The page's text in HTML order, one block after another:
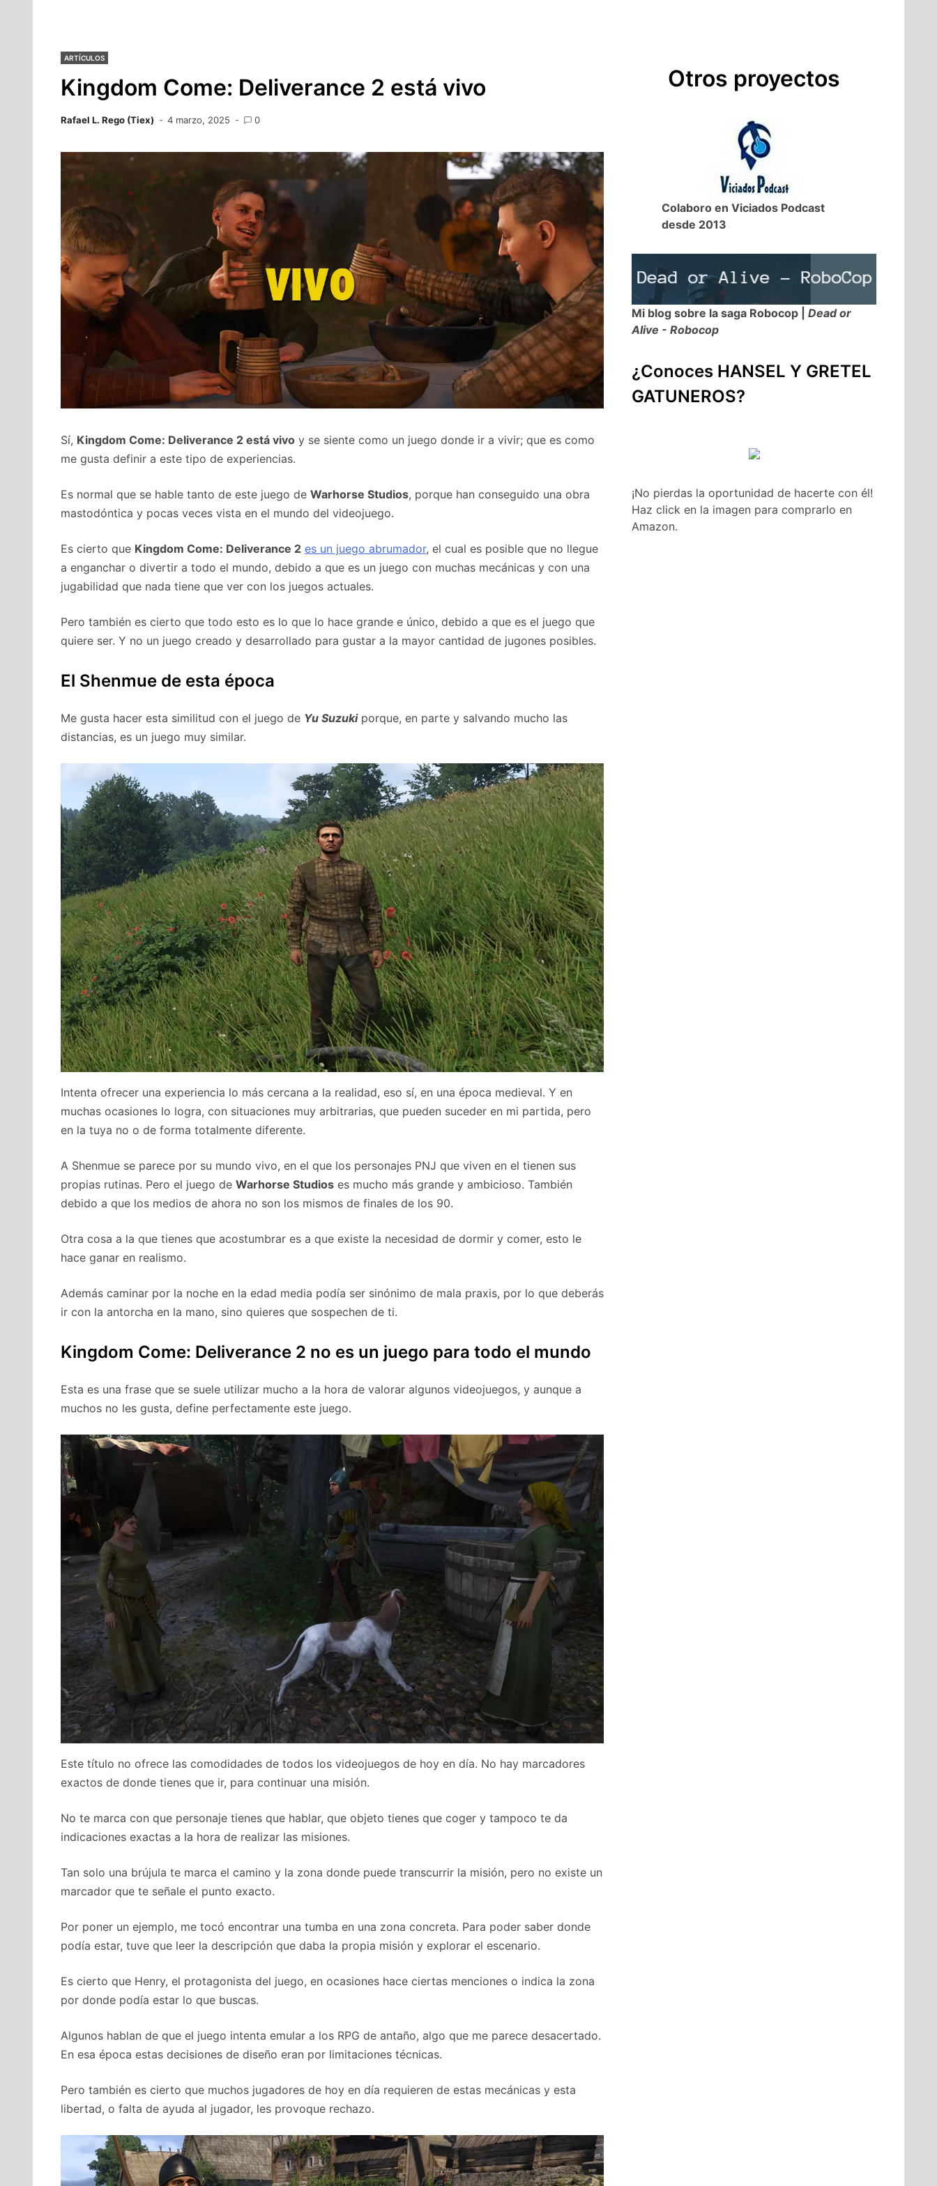
ARTÍCULOS
Kingdom Come: Deliverance 2 está vivo
Rafael L. Rego (Tiex) 4 marzo, 2025 0
Sí, Kingdom Come: Deliverance 2 está vivo y se siente como un juego donde ir a vivir; que es como
me gusta definir a este tipo de experiencias.
Es normal que se hable tanto de este juego de Warhorse Studios, porque han conseguido una obra
mastodóntica y pocas veces vista en el mundo del videojuego.
Es cierto que Kingdom Come: Deliverance 2 es un juego abrumador, el cual es posible que no llegue
a enganchar o divertir a todo el mundo, debido a que es un juego con muchas mecánicas y con una
jugabilidad que nada tiene que ver con los juegos actuales.
Pero también es cierto que todo esto es lo que lo hace grande e único, debido a que es el juego que
quiere ser. Y no un juego creado y desarrollado para gustar a la mayor cantidad de jugones posibles.
El Shenmue de esta época
Me gusta hacer esta similitud con el juego de Yu Suzukiporque, en parte y salvando mucho las
distancias, es un juego muy similar.
Intenta ofrecer una experiencia lo más cercana a la realidad, eso sí, en una época medieval. Y en
muchas ocasiones lo logra, con situaciones muy arbitrarias, que pueden suceder en mi partida, pero
en la tuya no o de forma totalmente diferente.
A Shenmue se parece por su mundo vivo, en el que los personajes PNJ que viven en el tienen sus
propias rutinas. Pero el juego de Warhorse Studios es mucho más grande y ambicioso. También
debido a que los medios de ahora no son los mismos de finales de los 90.
Otra cosa a la que tienes que acostumbrar es a que existe la necesidad de dormir y comer, esto le
hace ganar en realismo.
Además caminar por la noche en la edad media podía ser sinónimo de mala praxis, por lo que deberás
ir con la antorcha en la mano, sino quieres que sospechen de ti.
Kingdom Come: Deliverance 2 no es un juego para todo el mundo
Esta es una frase que se suele utilizar mucho a la hora de valorar algunos videojuegos, y aunque a
muchos no les gusta, define perfectamente este juego.
Este título no ofrece las comodidades de todos los videojuegos de hoy en día. No hay marcadores
exactos de donde tienes que ir, para continuar una misión.
No te marca con que personaje tienes que hablar, que objeto tienes que coger y tampoco te da
indicaciones exactas a la hora de realizar las misiones.
Tan solo una brújula te marca el camino y la zona donde puede transcurrir la misión, pero no existe un
marcador que te señale el punto exacto.
Por poner un ejemplo, me tocó encontrar una tumba en una zona concreta. Para poder saber donde
podía estar, tuve que leer la descripción que daba la propia misión y explorar el escenario.
Es cierto que Henry, el protagonista del juego, en ocasiones hace ciertas menciones o indica la zona
por donde podía estar lo que buscas.
Algunos hablan de que el juego intenta emular a los RPG de antaño, algo que me parece desacertado.
En esa época estas decisiones de diseño eran por limitaciones técnicas.
Pero también es cierto que muchos jugadores de hoy en día requieren de estas mecánicas y esta
libertad, o falta de ayuda al jugador, les provoque rechazo.
Otros proyectos
Colaboro en Viciados Podcast
desde 2013
Mi blog sobre la saga Robocop | Dead or
Alive - Robocop
¿Conoces HANSEL Y GRETEL
GATUNEROS?
¡No pierdas la oportunidad de hacerte con él!
Haz click en la imagen para comprarlo en
Amazon.